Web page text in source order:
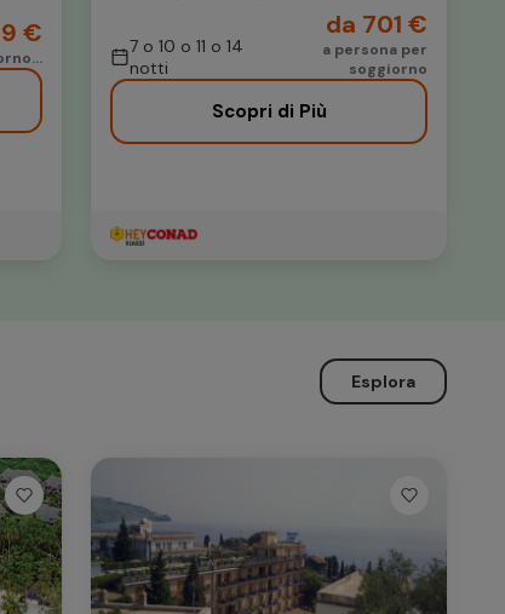
€
7 o 10 o 11 o 14
notti
da 701 €
a persona per
soggiorno
Scopri di Più
Esplora